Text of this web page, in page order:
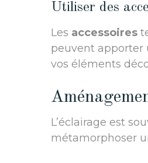
Utiliser des
Les accessoires
peuvent apporter
vos éléments
L’éclairage est
métamorphoser